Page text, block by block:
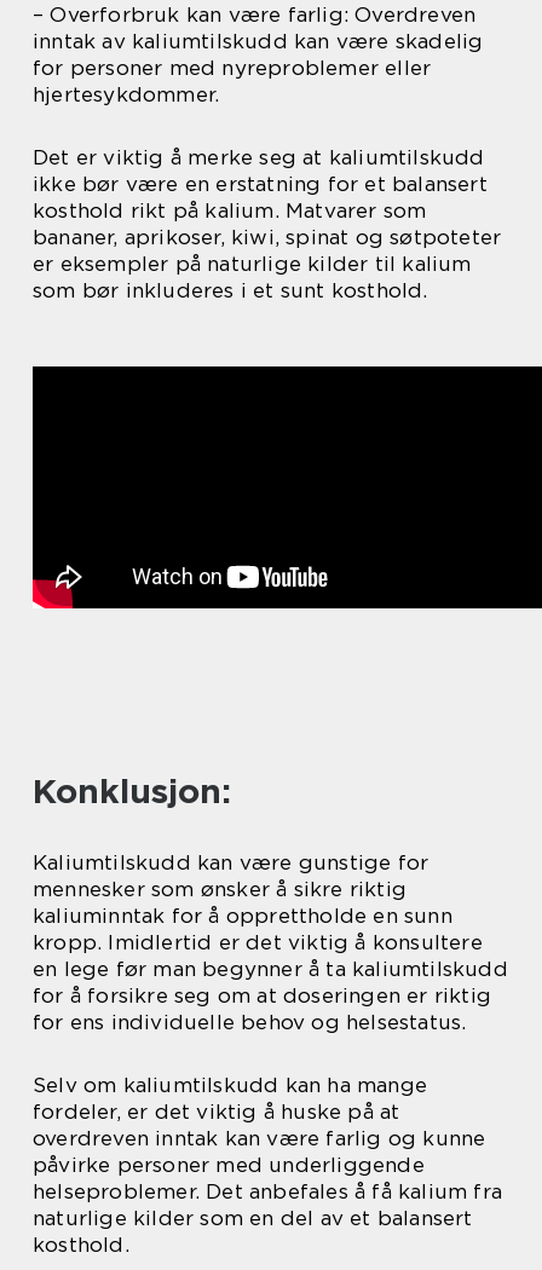
– Overforbruk kan være farlig: Overdreven
inntak av kaliumtilskudd kan være skadelig
for personer med nyreproblemer eller
hjertesykdommer.
Det er viktig å merke seg at kaliumtilskudd
ikke bør være en erstatning for et balansert
kosthold rikt på kalium. Matvarer som
bananer, aprikoser, kiwi, spinat og søtpoteter
er eksempler på naturlige kilder til kalium
som bør inkluderes i et sunt kosthold.
Konklusjon:
Kaliumtilskudd kan være gunstige for
mennesker som ønsker å sikre riktig
kaliuminntak for å opprettholde en sunn
kropp. Imidlertid er det viktig å konsultere
en lege før man begynner å ta kaliumtilskudd
for å forsikre seg om at doseringen er riktig
for ens individuelle behov og helsestatus.
Selv om kaliumtilskudd kan ha mange
fordeler, er det viktig å huske på at
overdreven inntak kan være farlig og kunne
påvirke personer med underliggende
helseproblemer. Det anbefales å få kalium fra
naturlige kilder som en del av et balansert
kosthold.